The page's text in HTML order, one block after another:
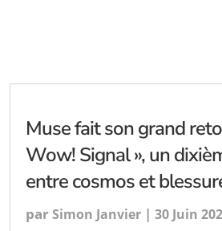
Muse fait son grand
Wow! Signal », un
entre cosmos et
parSimon Janvier | 30 Juin